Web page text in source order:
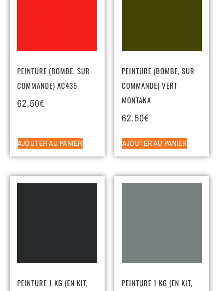
PEINTURE (BOMBE, SUR
COMMANDE) AC435
62.50€
AJOUTER AU PANIER
PEINTURE (BOMBE, SUR
COMMANDE) VERT
MONTANA
62.50€
AJOUTER AU PANIER
PEINTURE 1 KG (EN KIT,
PEINTURE 1 KG (EN KIT,